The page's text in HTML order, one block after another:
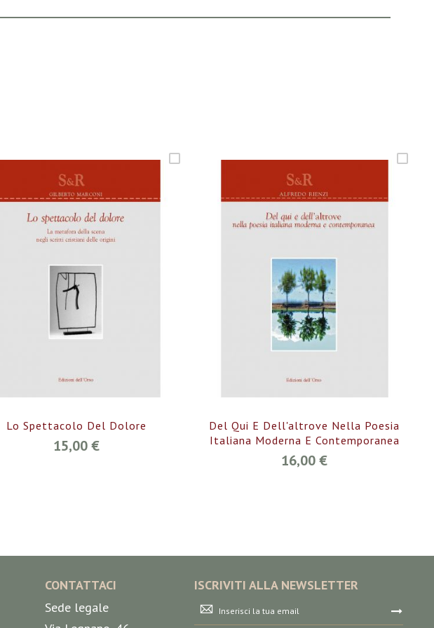
Lo Spettacolo Del Dolore
15,00 €
Del Qui E Dell'altrove Nella Poesia
Italiana Moderna E Contemporanea
16,00 €
CONTATTACI
Sede legale
ISCRIVITI ALLA NEWSLETTER
Iscriviti
alla